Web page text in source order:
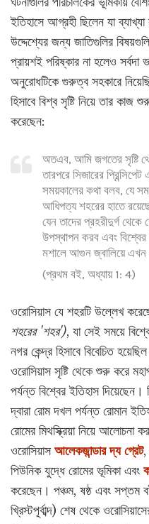
ইতিহাসে আগ্রহী ছিলেন যা
উদ্দেশ্যের জন্য জাতিগুলির
প্রায়শই পরিষ্কার না হলেও
অনুরোধটিকে গুরুত্ব সহকারে
হিসাবে বিশ্ব সৃষ্টি নিয়ে তার
করেছেন:
অতএব, আমি জগতের সৃষ্টি
তারপরে সিজারের
সময়কালের কথা বলব, যে
আধিপত্য শহরের হাতে
যেন তাদের প্রহরীদুর্গ থেকে
উপস্থাপন করব এবং
মশালে আগুন জ্বালিয়ে
(প্রথম বই, অধ্যায় 1: 4)
ওরোসিয়াস যে শহরটি উল্লেখ
শহরের 'শহর'), যা সেই সময়ে
নগর কেন্দ্র হিসাবে বিবেচিত
ওরোসিয়াস সৃষ্টি থেকে শুরু করে
পর্যন্ত বিশ্বের ইতিহাস দিয়েছেন।
দ্বারা রোম দখল পর্যন্ত রোমান
রোমের মিথস্ক্রিয়া নিয়ে আলোচনা
ওরোসিয়াসআলেকজান্ডার দ্য গ্রেট,
পিউনিক যুদ্ধে রোমের ভূমিকা এবং
করেছেন। পঞ্চম, ষষ্ঠ এবং সপ্তম
খ্রিস্টপূর্বাব্দ) শেষ থেকে